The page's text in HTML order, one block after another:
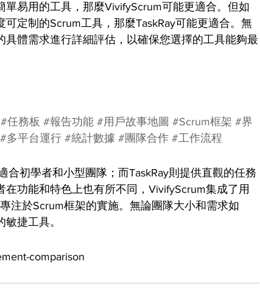
易用的工具，那麼VivifyScrum可能更適合。但如
定制的Scrum工具，那麼TaskRay可能更適合。無
體需求進行詳細評估，以確保您選擇的工具能夠最
#任務板 #報告功能 #用戶故事地圖 #Scrum框架 #界
#多平台運行 #統計數據 #團隊合作 #工作流程
合初學者和小型團隊；而TaskRay則提供直觀的任務
功能和特色上也有所不同，VivifyScrum集成了用
注於Scrum框架的實施。無論團隊大小和需求如
捷工具。
comparison